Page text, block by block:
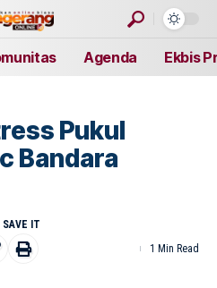
Agenda Ekbis
Pukul
Bandara
1 Min Read